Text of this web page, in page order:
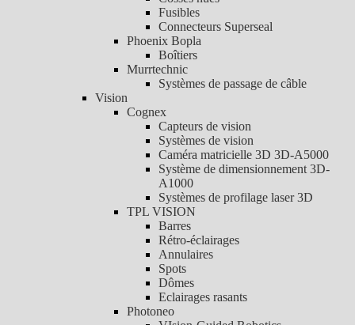
Fusibles
Connecteurs Superseal
Phoenix Bopla
Boîtiers
Murrtechnic
Systèmes de passage de câble
Vision
Cognex
Capteurs de vision
Systèmes de vision
Caméra matricielle 3D 3D-A5000
Système de dimensionnement 3D-
A1000
Systèmes de profilage laser 3D
TPL VISION
Barres
Rétro-éclairages
Annulaires
Spots
Dômes
Eclairages rasants
Photoneo